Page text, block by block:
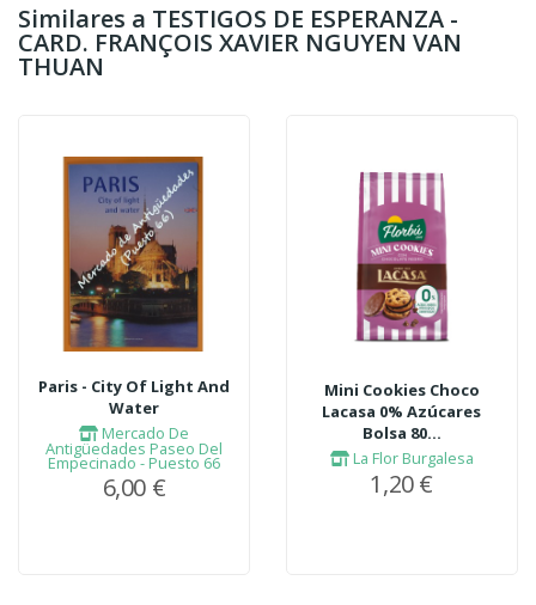
Similares a TESTIGOS DE ESPERANZA -
CARD. FRANÇOIS XAVIER NGUYEN VAN
THUAN
Paris - City Of Light And
Water
Mercado De
Antigüedades Paseo Del
Empecinado - Puesto 66
6,00 €
Mini Cookies Choco
Lacasa 0% Azúcares
Bolsa 80...
La Flor Burgalesa
1,20 €